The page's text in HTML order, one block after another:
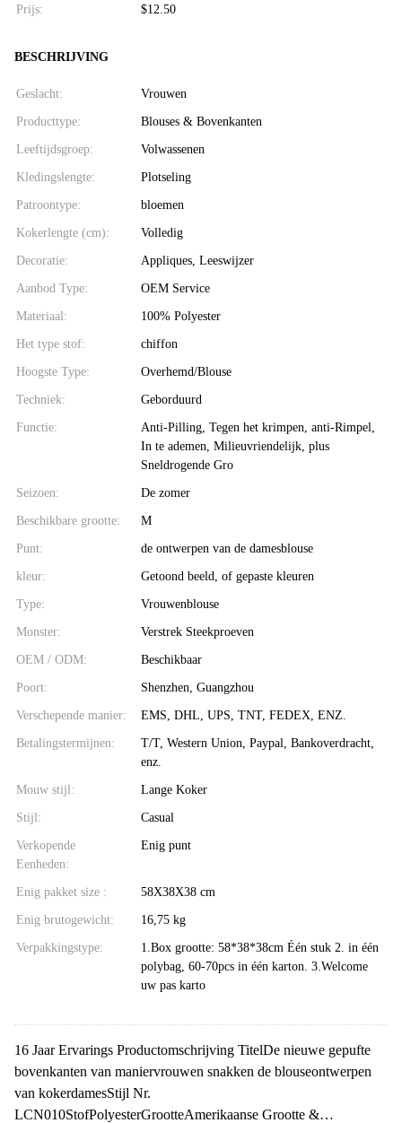
Prijs: $12.50
BESCHRIJVING
Geslacht: Vrouwen
Producttype: Blouses & Bovenkanten
Leeftijdsgroep: Volwassenen
Kledingslengte: Plotseling
Patroontype: bloemen
Kokerlengte (cm): Volledig
Decoratie: Appliques, Leeswijzer
Aanbod Type: OEM Service
Materiaal: 100% Polyester
Het type stof: chiffon
Hoogste Type: Overhemd/Blouse
Techniek: Geborduurd
Functie:
Anti-Pilling, Tegen het krimpen, anti-Rimpel,
In te ademen, Milieuvriendelijk, plus
Sneldrogende Gro
Seizoen: De zomer
Beschikbare grootte: M
Punt: de ontwerpen van de damesblouse
kleur: Getoond beeld, of gepaste kleuren
Type: Vrouwenblouse
Monster: Verstrek Steekproeven
OEM / ODM: Beschikbaar
Poort: Shenzhen, Guangzhou
Verschepende manier: EMS, DHL, UPS, TNT, FEDEX, ENZ.
Betalingstermijnen:
T/T, Western Union, Paypal, Bankoverdracht,
enz.
Mouw stijl: Lange Koker
Stijl: Casual
Verkopende
Eenheden:
Enig punt
Enig pakket size : 58X38X38 cm
Enig brutogewicht: 16,75 kg
Verpakkingstype:
1.Box grootte: 58*38*38cm Één stuk 2. in één
polybag, 60-70pcs in één karton. 3.Welcome
uw pas karto
16 Jaar Ervarings Productomschrijving TitelDe nieuwe gepufte
bovenkanten van maniervrouwen snakken de blouseontwerpen
van kokerdamesStijl Nr.
LCN010StofPolyesterGrootteAmerikaanse Grootte &